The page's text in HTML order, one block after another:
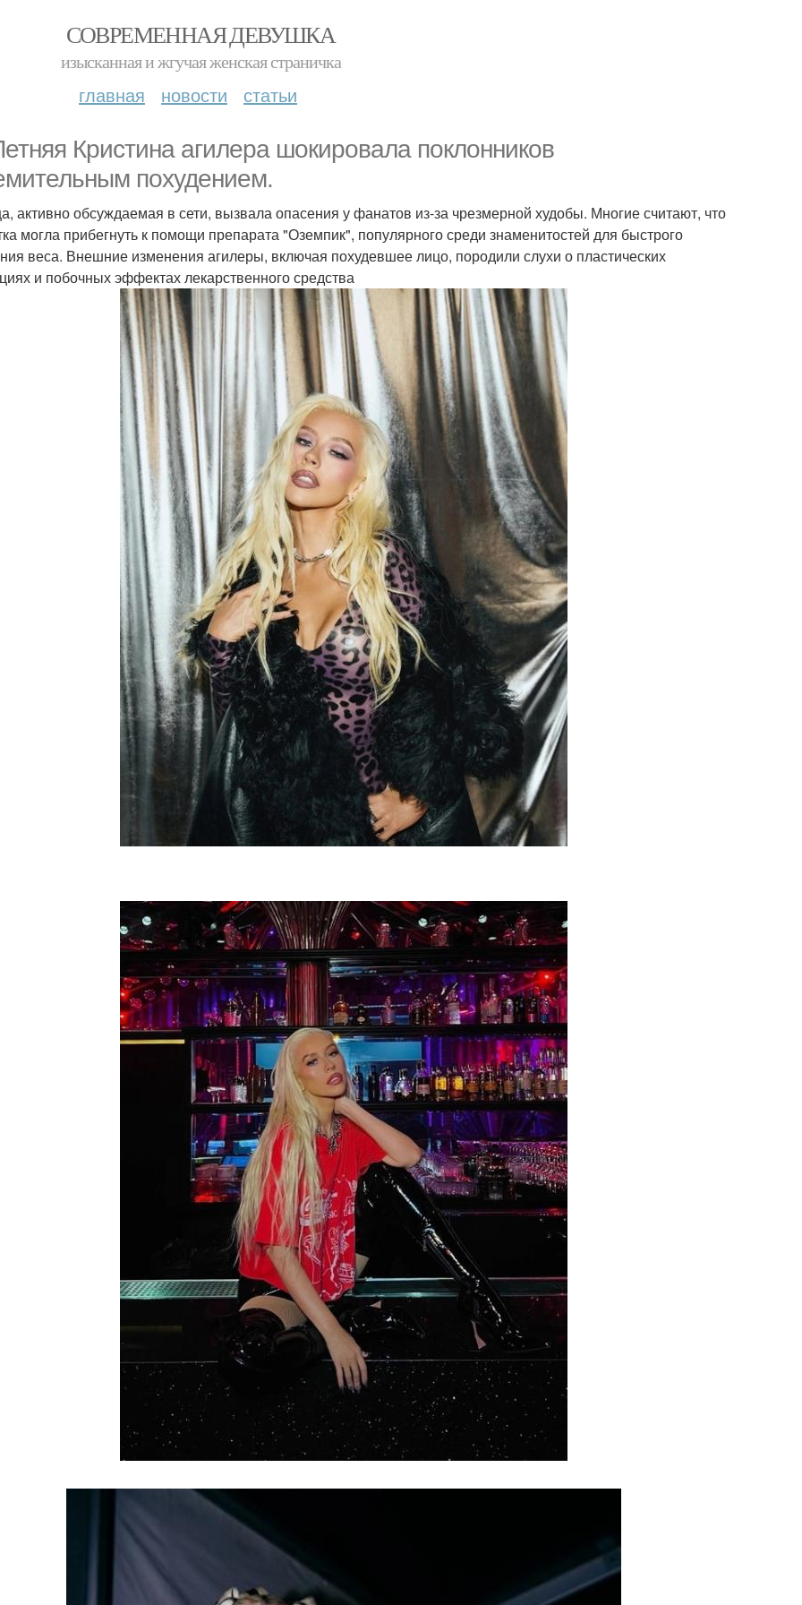
СОВРЕМЕННАЯ ДЕВУШКА
изысканная и жгучая женская страничка
главная новости статьи
Кристина агилера шокировала поклонников
похудением.
активно обсуждаемая в сети, вызвала опасения у фанатов из-за чрезмерной худобы. Многие считают, что
могла прибегнуть к помощи препарата "Оземпик", популярного среди знаменитостей для быстрого
веса. Внешние изменения агилеры, включая похудевшее лицо, породили слухи о пластических
и побочных эффектах лекарственного средства